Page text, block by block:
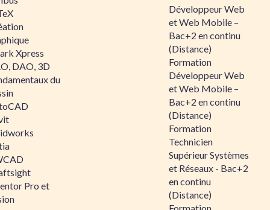
Xpress
DAO, 3D
du
Pro et
Développeur Web
et Web Mobile –
Bac+2 en continu
(Distance)
Formation
Développeur Web
et Web Mobile –
Bac+2 en continu
(Distance)
Formation
Technicien
Supérieur Systèmes
et Réseaux - Bac+2
en continu
(Distance)